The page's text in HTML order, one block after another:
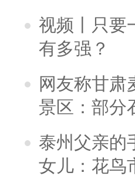
视频丨只要
有多强？
网友称甘肃
景区：部分
泰州父亲的
女儿：花鸟